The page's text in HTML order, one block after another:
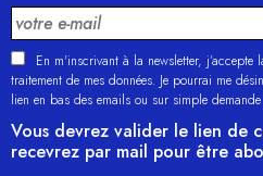
En m'inscrivant à la newsletter, j’accepte
traitement de mes données. Je pourrai me
lien en bas des emails ou sur simple
Vous devrez valider le lien de
recevrez par mail pour être